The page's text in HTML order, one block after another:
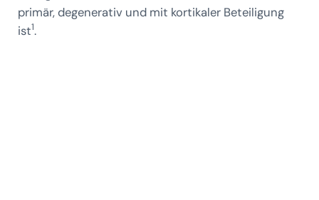
primär, degenerativ und mit kortikaler Beteiligung
ist1.